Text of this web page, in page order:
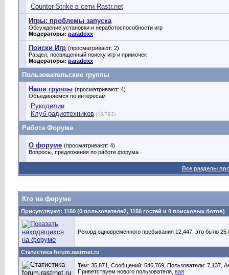
Counter-Strike в сети Rastr.net
Игры: проблемы запуска
Обсуждение установки и неработоспособности игр
Модераторы: paradoxx
Поиски Игр (просматривают: 2)
Раздел, посвященный поиску игр и примочек
Модераторы: paradoxx
Пользовательские группы
Наши группы (просматривают: 4)
Объединяемся по интересам
Рукоделие
Клуб радиотехников (46/792)
Работа Форума
О форуме (просматривают: 4)
Вопросы, предложения по работе форума
Все разделы
Кто на форуме
Присутствуют: 1150 (0 пользователей, 1150 гостей и 0 поисковых ботов)
Рекорд одновременного пребывания 12,447, это было
Статистика forum.rastrnet.ru
Тем: 35,871, Сообщений: 546,769, Пользователи: 7,137,
Приветствуем нового пользователя, вая